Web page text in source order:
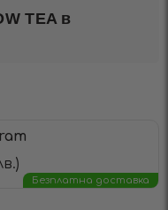
TEA в
Безплатна доставка